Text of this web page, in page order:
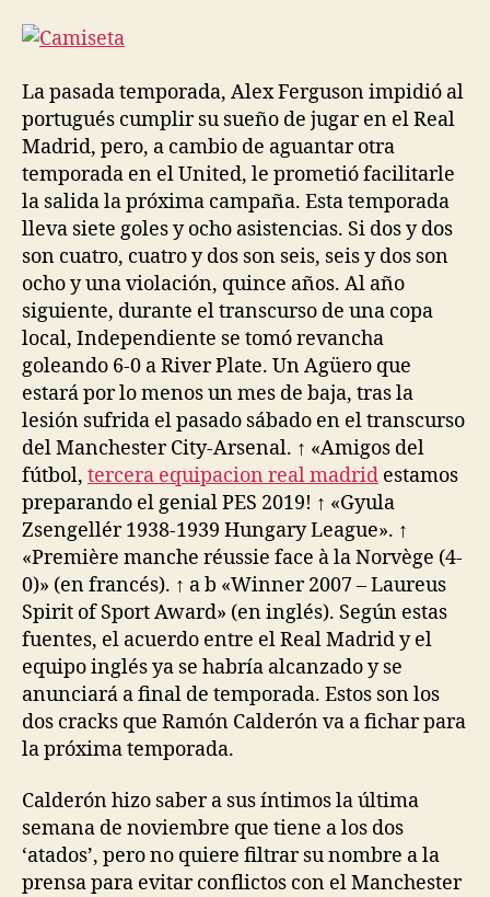
La pasada temporada, Alex Ferguson impidió al
portugués cumplir su sueño de jugar en el Real
Madrid, pero, a cambio de aguantar otra
temporada en el United, le prometió facilitarle
la salida la próxima campaña. Esta temporada
lleva siete goles y ocho asistencias. Si dos y dos
son cuatro, cuatro y dos son seis, seis y dos son
ocho y una violación, quince años. Al año
siguiente, durante el transcurso de una copa
local, Independiente se tomó revancha
goleando 6-0 a River Plate. Un Agüero que
estará por lo menos un mes de baja, tras la
lesión sufrida el pasado sábado en el transcurso
del Manchester City-Arsenal. ↑ «Amigos del
fútbol, tercera equipacion real madrid estamos
preparando el genial PES 2019! ↑ «Gyula
Zsengellér 1938-1939 Hungary League». ↑
«Première manche réussie face à la Norvège (4-
0)» (en francés). ↑ a b «Winner 2007 – Laureus
Spirit of Sport Award» (en inglés). Según estas
fuentes, el acuerdo entre el Real Madrid y el
equipo inglés ya se habría alcanzado y se
anunciará a final de temporada. Estos son los
dos cracks que Ramón Calderón va a fichar para
la próxima temporada.
Calderón hizo saber a sus íntimos la última
semana de noviembre que tiene a los dos
‘atados’, pero no quiere filtrar su nombre a la
prensa para evitar conflictos con el Manchester